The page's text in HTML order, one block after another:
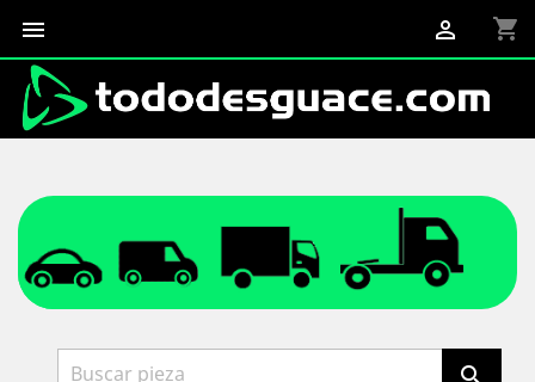
 shopping_cart

